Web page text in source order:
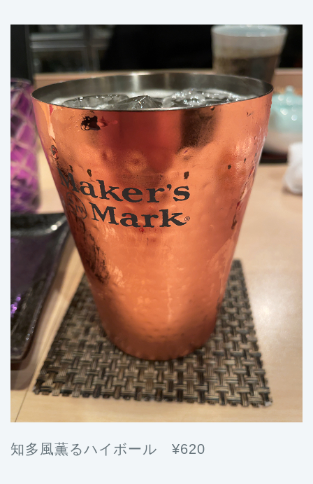
知多風薫るハイボール ¥620